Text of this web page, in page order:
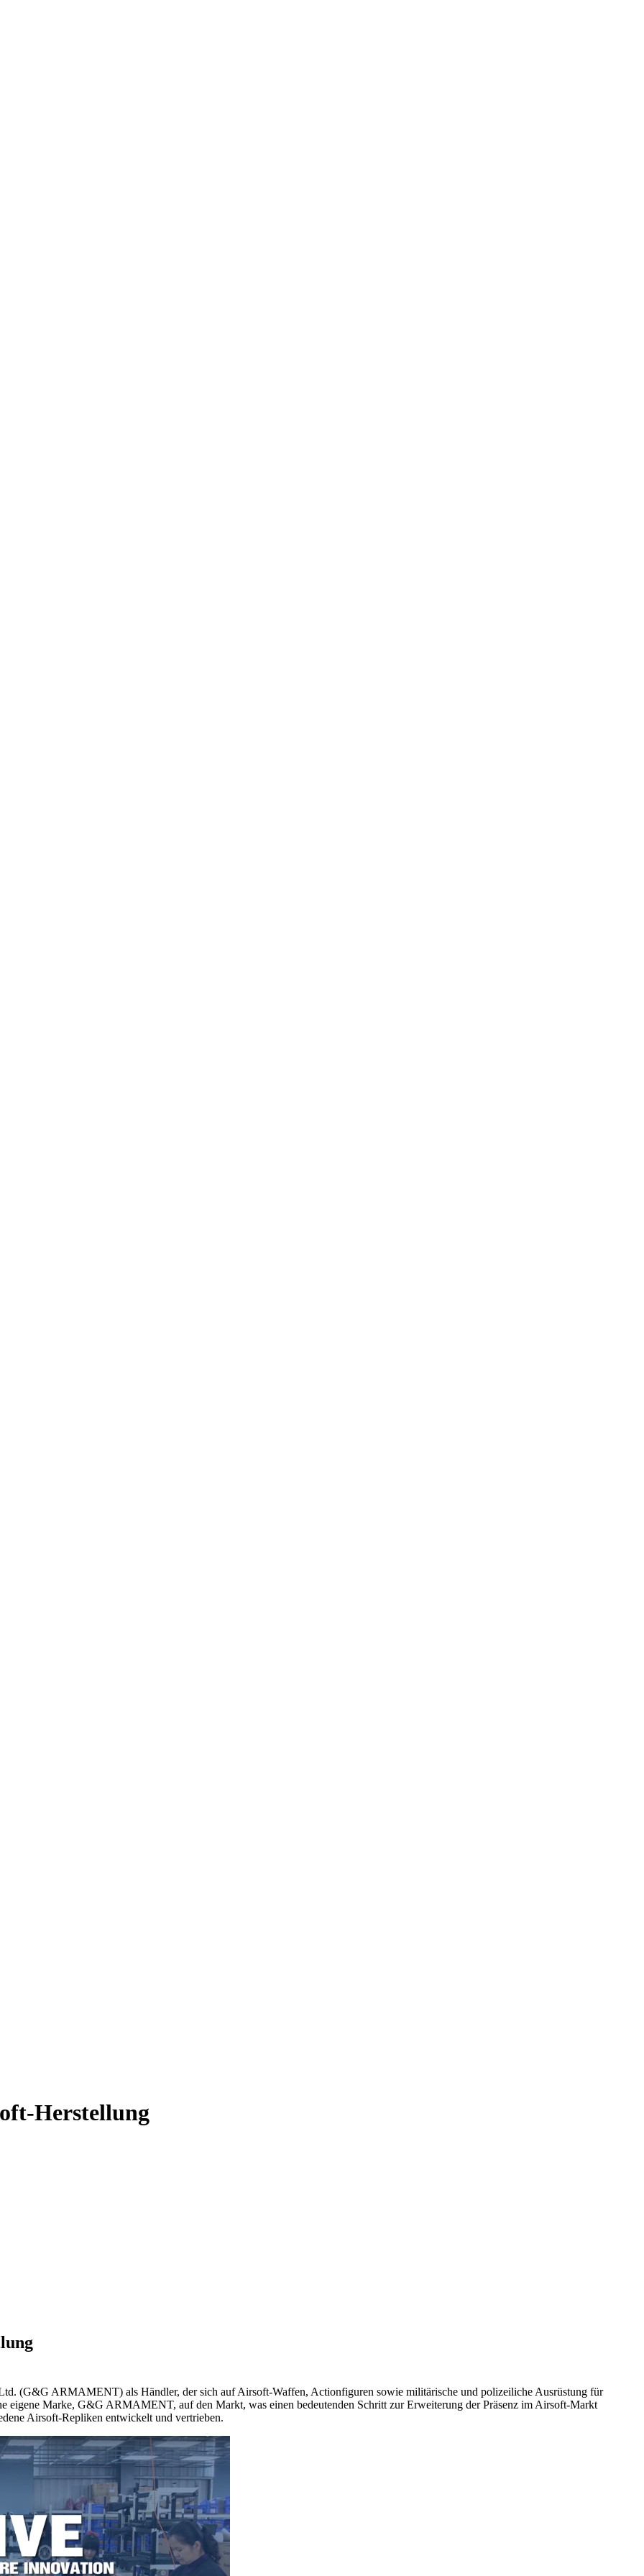
Herstellung
(G&G ARMAMENT) als Händler, der sich auf Airsoft-Waffen, Actionfiguren sowie militärische und polizeiliche Ausrüstung für
eigene Marke, G&G ARMAMENT, auf den Markt, was einen bedeutenden Schritt zur Erweiterung der Präsenz im Airsoft-Markt
Airsoft-Repliken entwickelt und vertrieben.